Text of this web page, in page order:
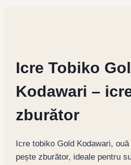
Icre Tobiko
Kodawari –
zburător
Icre tobiko Gold Kodawari,
pește zburător, ideale pentru